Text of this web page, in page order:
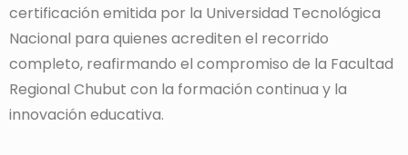
certificación emitida por la Universidad Tecnológica
Nacional para quienes acrediten el recorrido
completo, reafirmando el compromiso de la Facultad
Regional Chubut con la formación continua y la
innovación educativa.